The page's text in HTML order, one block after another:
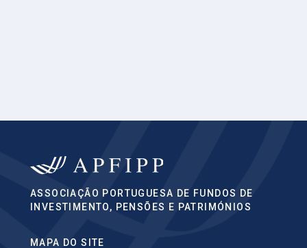
ASSOCIAÇÃO PORTUGUESA DE FUNDOS DE
INVESTIMENTO, PENSÕES E PATRIMÓNIOS
MAPA DO SITE